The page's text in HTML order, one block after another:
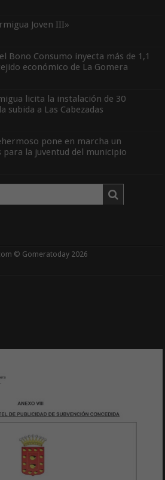
Joven III»
Bono Consumo inyecta más de 1,1
económico de La Gomera
licita la instalación de 30
a Las Cabezadas
pone en marcha un
para la juventud del municipio
© Gomeratoday 2026